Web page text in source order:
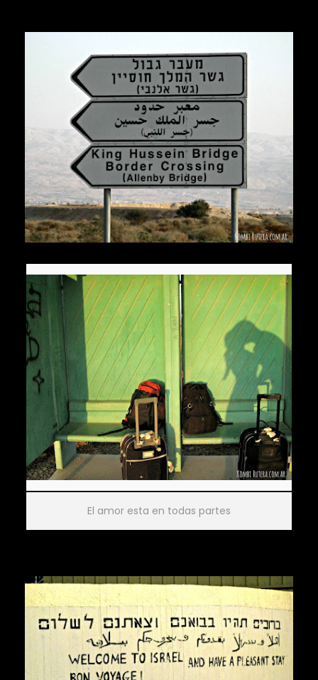
El amor esta en todas partes